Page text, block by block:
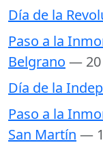
Día de la
Paso a la
Belgrano — 20
Día de la
Paso a la
San Martín —